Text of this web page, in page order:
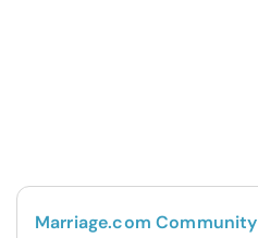
Marriage.com Community